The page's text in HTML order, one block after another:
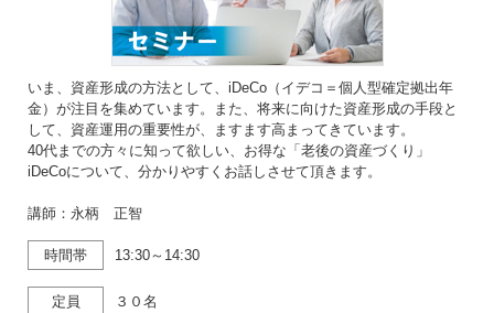
いま、資産形成の方法として、iDeCo（イデコ＝個人型確定拠出年
金）が注目を集めています。また、将来に向けた資産形成の手段と
して、資産運用の重要性が、ますます高まってきています。
40代までの方々に知って欲しい、お得な「老後の資産づくり」
iDeCoについて、分かりやすくお話しさせて頂きます。
講師：永柄 正智
時間帯 13:30～14:30
定員 ３０名